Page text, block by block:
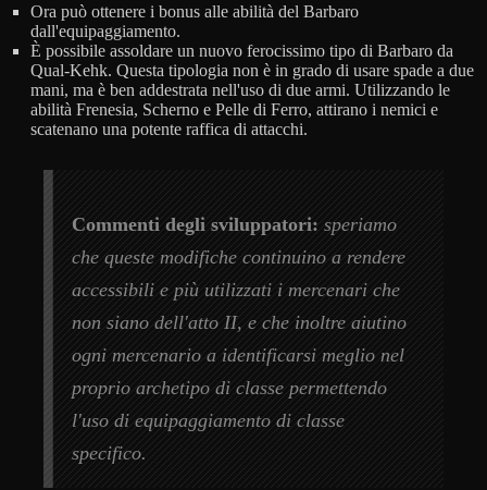
Ora può ottenere i bonus alle abilità del Barbaro
dall'equipaggiamento.
È possibile assoldare un nuovo ferocissimo tipo di Barbaro da
Qual-Kehk. Questa tipologia non è in grado di usare spade a due
mani, ma è ben addestrata nell'uso di due armi. Utilizzando le
abilità Frenesia, Scherno e Pelle di Ferro, attirano i nemici e
scatenano una potente raffica di attacchi.
Commenti degli sviluppatori: speriamo
che queste modifiche continuino a rendere
accessibili e più utilizzati i mercenari che
non siano dell'atto II, e che inoltre aiutino
ogni mercenario a identificarsi meglio nel
proprio archetipo di classe permettendo
l'uso di equipaggiamento di classe
specifico.